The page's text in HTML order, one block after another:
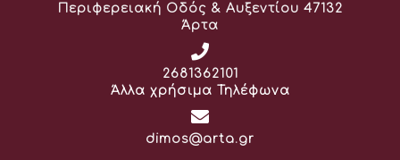
Διεύθυνση:
Περιφερειακή Οδός & Αυξεντίου 47132
Άρτα
Τηλέφωνο:
2681362101
Άλλα χρήσιμα Τηλέφωνα
Email:
dimos@arta.gr